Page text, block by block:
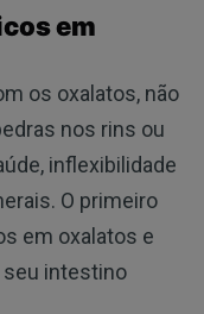
em
os oxalatos, não
nos rins ou
inflexibilidade
O primeiro
em oxalatos e
seu intestino